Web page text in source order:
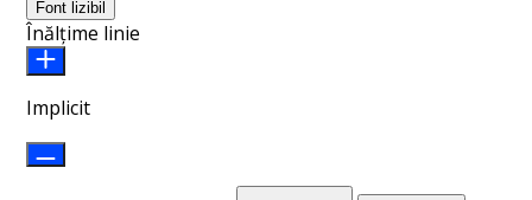
Font lizibil
Înălțime linie
Implicit